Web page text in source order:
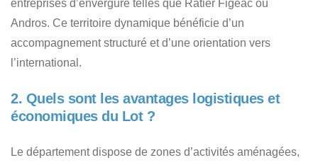
entreprises d’envergure telles que Ratier Figeac ou
Andros. Ce territoire dynamique bénéficie d’un
accompagnement structuré et d’une orientation vers
l’international.
2. Quels sont les avantages logistiques et
économiques du Lot ?
Le département dispose de zones d’activités aménagées,